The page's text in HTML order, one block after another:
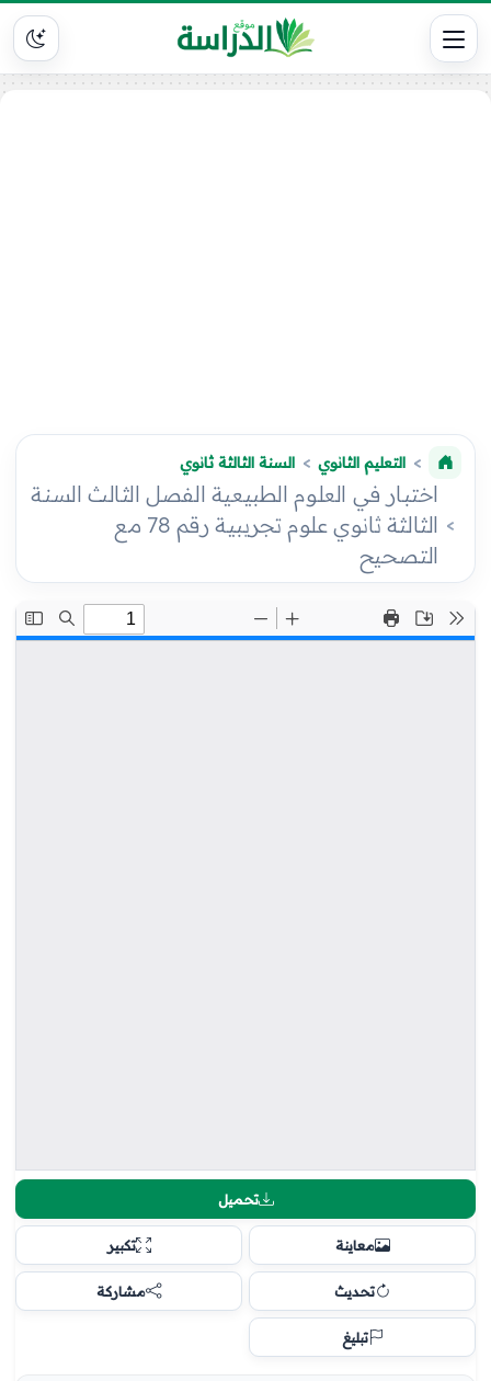
التعليم الثانوي السنة الثالثة ثانوي
اختبار في العلوم الطبيعية الفصل الثالث السنة
الثالثة ثانوي علوم تجريبية رقم 78 مع
التصحيح
تحميل
معاينة تكبير
تحديث مشاركة
تبليغ